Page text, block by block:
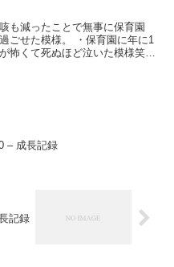
も減ったことで無事に保育園
ごせた模様。 ・保育園に年に1
怖くて死ぬほど泣いた模様笑
– 成長記録
記録